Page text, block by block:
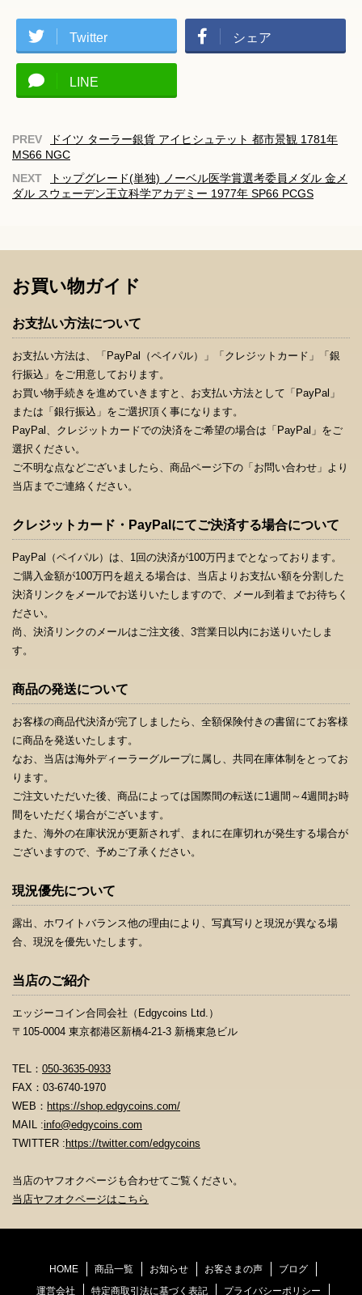
Twitter シェア
LINE
ドイツ ターラー銀貨 アイヒシュテット 都市景観 1781年
MS66 NGC
トップグレード(単独) ノーベル医学賞選考委員メダル 金メ
ダル スウェーデン王立科学アカデミー 1977年 SP66 PCGS
お買い物ガイド
お支払い方法について
お支払い方法は、「PayPal（ペイパル）」「クレジットカード」「銀
行振込」をご用意しております。
お買い物手続きを進めていきますと、お支払い方法として「PayPal」
または「銀行振込」をご選択頂く事になります。
PayPal、クレジットカードでの決済をご希望の場合は「PayPal」をご
選択ください。
ご不明な点などございましたら、商品ページ下の「お問い合わせ」より
当店までご連絡ください。
クレジットカード・PayPalにてご決済する場合について
PayPal（ペイパル）は、1回の決済が100万円までとなっております。
ご購入金額が100万円を超える場合は、当店よりお支払い額を分割した
決済リンクをメールでお送りいたしますので、メール到着までお待ちく
ださい。
尚、決済リンクのメールはご注文後、3営業日以内にお送りいたしま
す。
商品の発送について
お客様の商品代決済が完了しましたら、全額保険付きの書留にてお客様
に商品を発送いたします。
なお、当店は海外ディーラーグループに属し、共同在庫体制をとってお
ります。
ご注文いただいた後、商品によっては国際間の転送に1週間～4週間お時
間をいただく場合がございます。
また、海外の在庫状況が更新されず、まれに在庫切れが発生する場合が
ございますので、予めご了承ください。
現況優先について
露出、ホワイトバランス他の理由により、写真写りと現況が異なる場
合、現況を優先いたします。
当店のご紹介
エッジーコイン合同会社（Edgycoins Ltd.）
〒105-0004 東京都港区新橋4-21-3 新橋東急ビル
TEL： 050-3635-0933
FAX：03-6740-1970
WEB： https://shop.edgycoins.com/
MAIL :info@edgycoins.com
TWITTER : https://twitter.com/edgycoins
当店のヤフオクページも合わせてご覧ください。
当店ヤフオクページはこちら
HOME 商品一覧 お知らせ お客さまの声
ブログ
運営会社
特定商取引法に基づく表記 プライバシーポリシー